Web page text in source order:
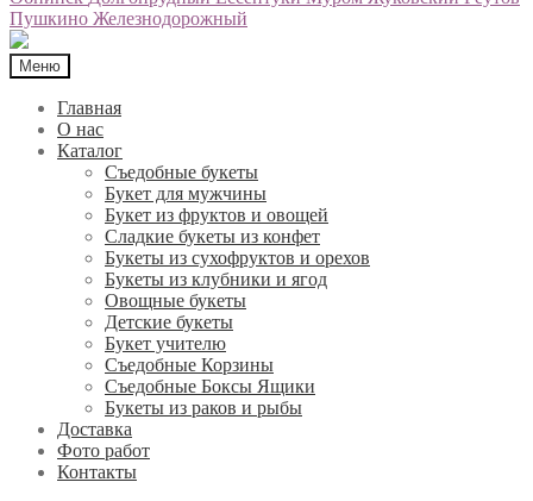
Пушкино Железнодорожный
Меню
Главная
О нас
Каталог
Съедобные букеты
Букет для мужчины
Букет из фруктов и овощей
Сладкие букеты из конфет
Букеты из сухофруктов и орехов
Букеты из клубники и ягод
Овощные букеты
Детские букеты
Букет учителю
Съедобные Корзины
Съедобные Боксы Ящики
Букеты из раков и рыбы
Доставка
Фото работ
Контакты